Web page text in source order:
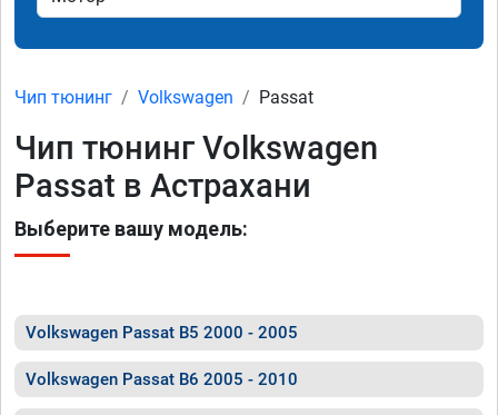
Чип тюнинг Volkswagen Passat
Чип тюнинг Volkswagen
Passat в Астрахани
Выберите вашу модель:
Volkswagen Passat B5 2000 - 2005
Volkswagen Passat B6 2005 - 2010